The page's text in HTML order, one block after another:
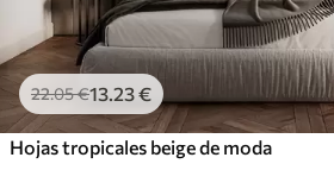
22.05€13 .23€
Hojas tropicales beige de moda